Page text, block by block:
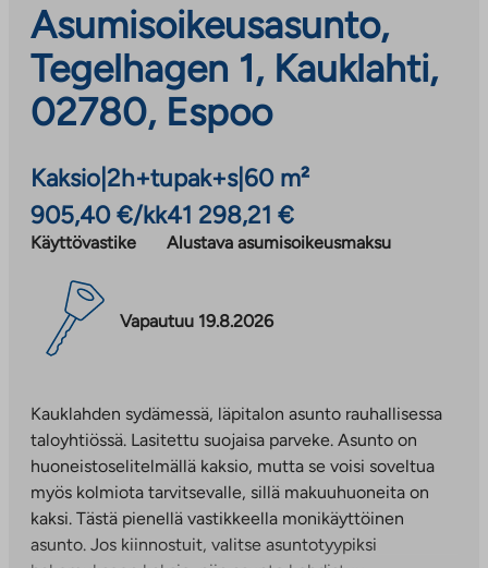
Asumisoikeusasunto,
Tegelhagen 1, Kauklahti,
02780, Espoo
Kaksio 2h+tupak+s| 60 m²
905,40 €/kk
Käyttövastike
41 298,21 €
Alustava asumisoikeusmaksu
Vapautuu 19.8.2026
Kauklahden sydämessä, läpitalon asunto rauhallisessa
taloyhtiössä. Lasitettu suojaisa parveke. Asunto on
huoneistoselitelmällä kaksio, mutta se voisi soveltua
myös kolmiota tarvitsevalle, sillä makuuhuoneita on
kaksi. Tästä pienellä vastikkeella monikäyttöinen
asunto. Jos kiinnostuit, valitse asuntotyypiksi